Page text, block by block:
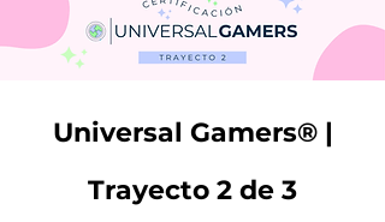
Universal Gamers® |
Trayecto 2 de 3